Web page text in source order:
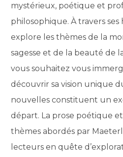
mystérieux, poétique et
philosophique. À travers
explore les thèmes de la
sagesse et de la beauté de
vous souhaitez vous
découvrir sa vision unique
nouvelles constituent un
départ. La prose poétique
thèmes abordés par
lecteurs en quête